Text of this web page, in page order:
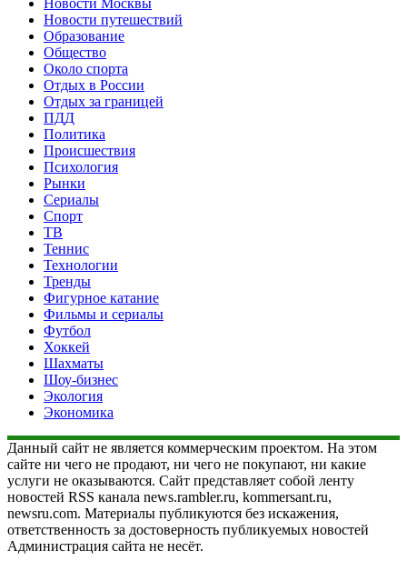
Новости путешествий
Образование
Общество
Около спорта
Отдых в России
Отдых за границей
ПДД
Политика
Происшествия
Психология
Рынки
Сериалы
Спорт
ТВ
Теннис
Технологии
Тренды
Фигурное катание
Фильмы и сериалы
Футбол
Хоккей
Шахматы
Шоу-бизнес
Экология
Экономика
Данный сайт не является коммерческим проектом. На этом
сайте ни чего не продают, ни чего не покупают, ни какие
услуги не оказываются. Сайт представляет собой ленту
новостей RSS канала news.rambler.ru, kommersant.ru,
newsru.com. Материалы публикуются без искажения,
ответственность за достоверность публикуемых новостей
Администрация сайта не несёт.